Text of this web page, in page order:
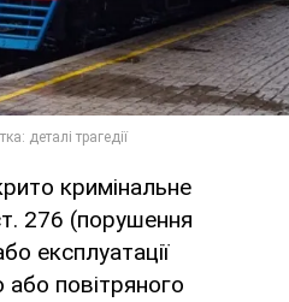
кримінальне
276 (порушення
експлуатації
або повітряного